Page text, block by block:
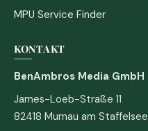
MPU Service Finder
KONTAKT
BenAmbros Media GmbH
James-Loeb-Straße 11
82418 Murnau am Staffelsee